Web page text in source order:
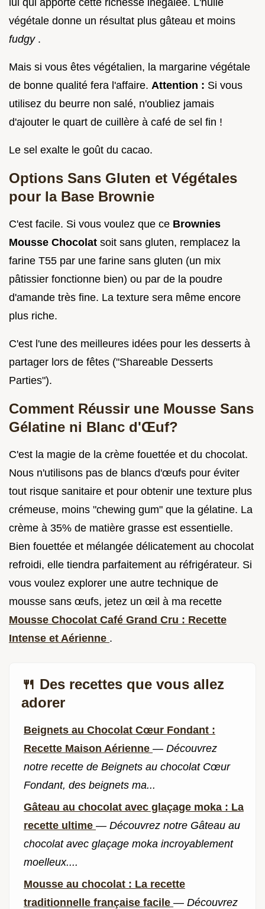
lui qui apporte cette richesse inégalée. L'huile
végétale donne un résultat plus gâteau et moins
fudgy .
Mais si vous êtes végétalien, la margarine végétale
de bonne qualité fera l'affaire. Attention : Si vous
utilisez du beurre non salé, n'oubliez jamais
d'ajouter le quart de cuillère à café de sel fin !
Le sel exalte le goût du cacao.
Options Sans Gluten et Végétales
pour la Base Brownie
C'est facile. Si vous voulez que ce Brownies
Mousse Chocolat soit sans gluten, remplacez la
farine T55 par une farine sans gluten (un mix
pâtissier fonctionne bien) ou par de la poudre
d'amande très fine. La texture sera même encore
plus riche.
C'est l'une des meilleures idées pour les desserts à
partager lors de fêtes ("Shareable Desserts
Parties").
Comment Réussir une Mousse Sans
Gélatine ni Blanc d'Œuf?
C'est la magie de la crème fouettée et du chocolat.
Nous n'utilisons pas de blancs d'œufs pour éviter
tout risque sanitaire et pour obtenir une texture plus
crémeuse, moins "chewing gum" que la gélatine. La
crème à 35% de matière grasse est essentielle.
Bien fouettée et mélangée délicatement au chocolat
refroidi, elle tiendra parfaitement au réfrigérateur. Si
vous voulez explorer une autre technique de
mousse sans œufs, jetez un œil à ma recette
Mousse Chocolat Café Grand Cru : Recette
Intense et Aérienne .
🍴 Des recettes que vous allez
adorer
Beignets au Chocolat Cœur Fondant :
Recette Maison Aérienne — Découvrez
notre recette de Beignets au chocolat Cœur
Fondant, des beignets ma...
Gâteau au chocolat avec glaçage moka : La
recette ultime — Découvrez notre Gâteau au
chocolat avec glaçage moka incroyablement
moelleux....
Mousse au chocolat : La recette
traditionnelle française facile — Découvrez